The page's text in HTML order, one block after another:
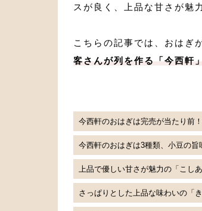
スが良く、上品な甘さが魅
こちらの記事では、おはぎ
客さんが列を作る「今西軒」
今西軒のおはぎは完売が当たり前
今西軒のおはぎは3種類、小豆の旨
上品で優しい甘さが魅力の「こしあ
さっぱりとした上品な味わいの「き